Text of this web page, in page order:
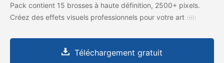
Pack contient 15 brosses à haute définition, 2500+ pixels.
Créez des effets visuels professionnels pour votre art
Téléchargement gratuit